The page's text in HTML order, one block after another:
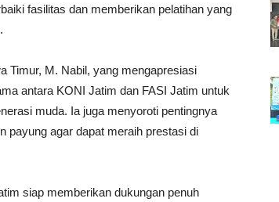
fasilitas dan memberikan pelatihan yang
Timur, M. Nabil, yang mengapresiasi
antara KONI Jatim dan FASI Jatim untuk
muda. Ia juga menyoroti pentingnya
payung agar dapat meraih prestasi di
siap memberikan dukungan penuh